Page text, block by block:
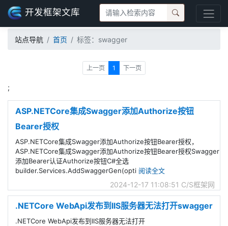
开发框架文库
站点导航 首页 标签：swagger
上一页 1 下一页
;
ASP.NETCore集成Swagger添加Authorize按钮
Bearer授权
ASP.NETCore集成Swagger添加Authorize按钮Bearer授权，
ASP.NETCore集成Swagger添加Authorize按钮Bearer授权Swagger
添加Bearer认证Authorize按钮C#全选
builder.Services.AddSwaggerGen(opti 阅读全文
2024-12-17 11:08:51 C/S框架网
.NETCore WebApi发布到IIS服务器无法打开swagger
.NETCore WebApi发布到IIS服务器无法打开